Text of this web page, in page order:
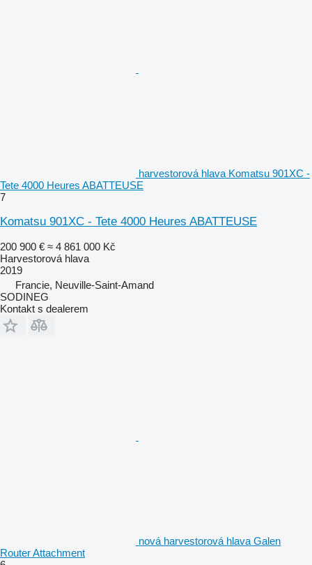
harvestorová hlava Komatsu 901XC -
Tete 4000 Heures ABATTEUSE
7
Komatsu 901XC - Tete 4000 Heures ABATTEUSE
200 900 € ≈ 4 861 000 Kč
Harvestorová hlava
2019
Francie, Neuville-Saint-Amand
SODINEG
Kontakt s dealerem
nová harvestorová hlava Galen
Router Attachment